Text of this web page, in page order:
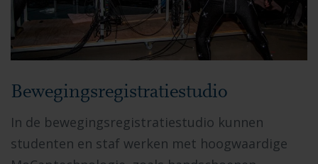
Bewegingsregistratiestudio
In de bewegingsregistratiestudio kunnen
studenten en staf werken met hoogwaardige